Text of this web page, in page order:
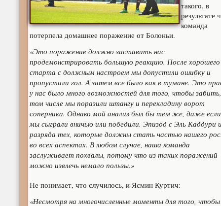
такого, в
результате
команда
потерпела домашнее поражение от Болоньи.
«Это поражение должно заставить нас
продемонстрировать большую реакцию. После хорошего
старта с должным настроем мы допустили ошибку и
пропустили гол. А затем все было как в тумане. Это
у нас было много возможностей для того, чтобы
том числе мы поразили штангу и перекладину ворот
соперника. Однако мой анализ был бы тем же, даже
мы сыграли вничью или победили. Эпизод с Эль Каддури
разряда тех, которые должны стать частью нашего
во всех аспектах. В любом случае, наша команда
заслуживает похвалы, потому что из таких поражений
можно извлечь немало пользы.»
Не понимает, что случилось, и Ясмин Куртич:
«Несмотря на многочисленные моменты для того, чтобы